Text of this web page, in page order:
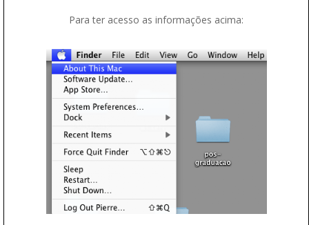
Para ter acesso as informações acima: